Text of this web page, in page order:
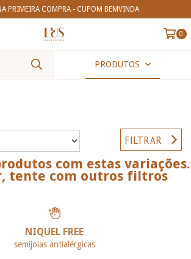
PRIMEIRA COMPRA - CUPOM BEMVINDA
0
PRODUTOS
FILTRAR
com estas variações.
tente com outros filtros
NIQUEL FREE
semijoias antialérgicas